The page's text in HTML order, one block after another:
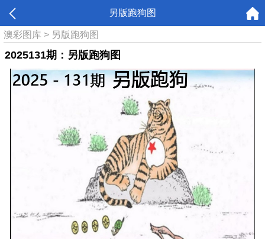
另版跑狗图
澳彩图库 > 另版跑狗图
2025131期：另版跑狗图